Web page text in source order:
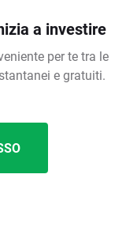
a investire
per te tra le
e gratuiti.